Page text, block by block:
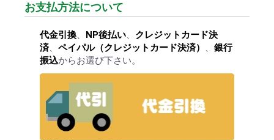
お支払方法について
代金引換、 NP後払い、 クレジットカード決
済、 ペイパル（クレジットカード決済） 、 銀行
振込からお選び下さい。